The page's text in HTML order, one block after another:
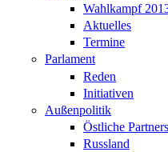
Wahlkampf
Aktuelles
Termine
Parlament
Reden
Initiativen
Außenpolitik
Östliche
Russland